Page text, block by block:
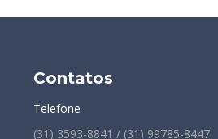
Contatos
Telefone
(31) 3593-8841 / (31) 99785-8447